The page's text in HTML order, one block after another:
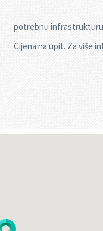
potrebnu
Cijena na upit. Za više